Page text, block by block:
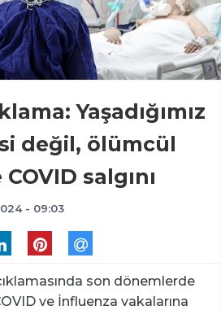
Yaşadığımız
değil, ölümcül
salgını
- 09:03
son dönemlerde
ve İnfluenza vakalarına